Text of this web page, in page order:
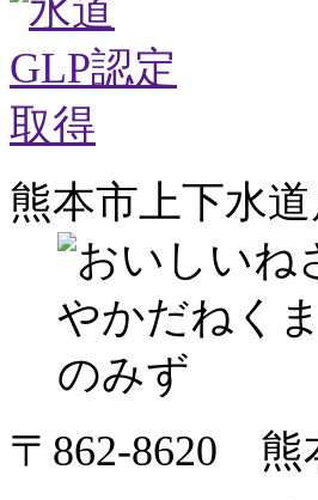
熊本市上下水道
〒862-8620